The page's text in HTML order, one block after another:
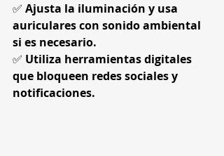
✅ Ajusta la iluminación y usa
auriculares con sonido ambiental
si es necesario.
✅ Utiliza herramientas digitales
que bloqueen redes sociales y
notificaciones.